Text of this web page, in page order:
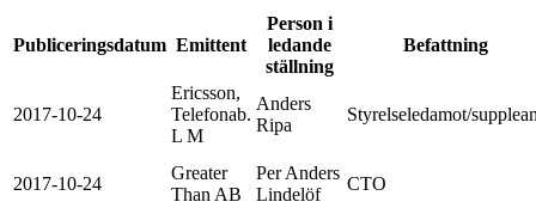
Publiceringsdatum Emittent
Person i
ledande
ställning
Befattning
2017-10-24
Ericsson,
Telefonab.
L M
Anders
Ripa
Styrelseledamot/
2017-10-24
Greater
Than AB
Per Anders
Lindelöf
CTO